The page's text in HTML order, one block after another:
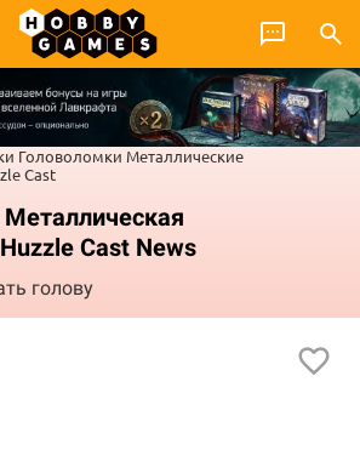
Головоломки Металлические
Cast
Cast News
голову